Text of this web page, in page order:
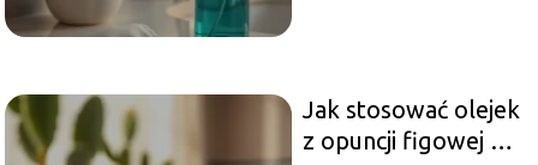
Jak stosować olejek
z opuncji figowej na